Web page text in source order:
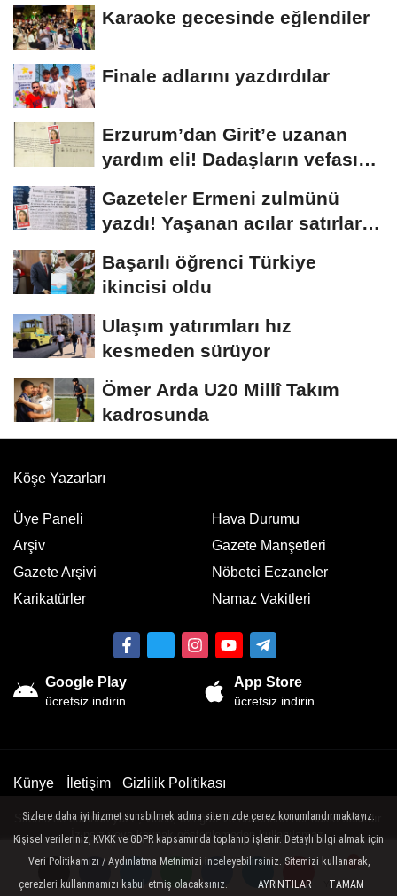
Yorumlar
Yorumlar
Karaoke gecesinde eğlendiler
Finale adlarını yazdırdılar
Erzurum’dan Girit’e uzanan
yardım eli! Dadaşların vefası
Gazeteler Ermeni zulmünü
yazdı! Yaşanan acılar satırlara
Başarılı öğrenci Türkiye
ikincisi oldu
Ulaşım yatırımları hız
kesmeden sürüyor
Ömer Arda U20 Millî Takım
kadrosunda
Köşe Yazarları
Üye Paneli
Arşiv
Gazete Arşivi
Karikatürler
Hava Durumu
Gazete Manşetleri
Nöbetci Eczaneler
Namaz Vakitleri
Google Play
ücretsiz indirin
App Store
ücretsiz indirin
Künye İletişim Gizlilik Politikası
Sitemizde bulunan yazı , video, fotoğraf ve haberlerin her hakkı saklıdır.
İzinsiz veya kaynak gösterilemeden kullanılamaz.
Sizlere daha iyi hizmet sunabilmek adına sitemizde çerez konumlandırmaktayız.
Kişisel verileriniz, KVKK ve GDPR kapsamında toplanıp işlenir. Detaylı bilgi almak için
Veri Politikamızı / Aydınlatma Metnimizi inceleyebilirsiniz. Sitemizi kullanarak,
çerezleri kullanmamızı kabul etmiş olacaksınız.
AYRINTILAR TAMAM